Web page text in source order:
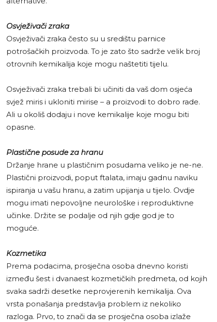
Osvježivači zraka
Osvježivači zraka često su u središtu parnice
potrošačkih proizvoda. To je zato što sadrže velik broj
otrovnih kemikalija koje mogu naštetiti tijelu.
Osvježivači zraka trebali bi učiniti da vaš dom osjeća
svjež miris i ukloniti mirise – a proizvodi to dobro rade.
Ali u okoliš dodaju i nove kemikalije koje mogu biti
opasne.
Plastične posude za hranu
Držanje hrane u plastičnim posudama veliko je ne-ne.
Plastični proizvodi, poput ftalata, imaju gadnu naviku
ispiranja u vašu hranu, a zatim upijanja u tijelo. Ovdje
mogu imati nepovoljne neurološke i reproduktivne
učinke. Držite se podalje od njih gdje god je to
moguće.
Kozmetika
Prema podacima, prosječna osoba dnevno koristi
između šest i dvanaest kozmetičkih predmeta, od kojih
svaka sadrži desetke neprovjerenih kemikalija. Ova
vrsta ponašanja predstavlja problem iz nekoliko
razloga. Prvo, to znači da se prosječna osoba izlaže